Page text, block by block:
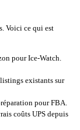
Voici ce qui est
pour Ice-Watch.
existants sur
pour FBA.
coûts UPS depuis